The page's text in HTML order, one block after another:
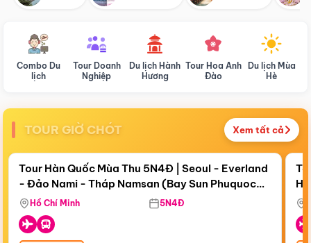
Combo Du
lịch
Tour Doanh
Nghiệp
Du lịch Hành
Hương
Tour Hoa Anh
Đào
Du lịch Mùa
Hè
TOUR GIỜ CHÓT Xem tất cả
Còn19 ngày 12:26:47
Điểm nổi bật
Tour Hàn Quốc Mùa Thu 5N4Đ | Seoul - Everland
- Đảo Nami - Tháp Namsan (Bay Sun Phuquoc
Airways)
Hồ Chí Minh 5N4Đ